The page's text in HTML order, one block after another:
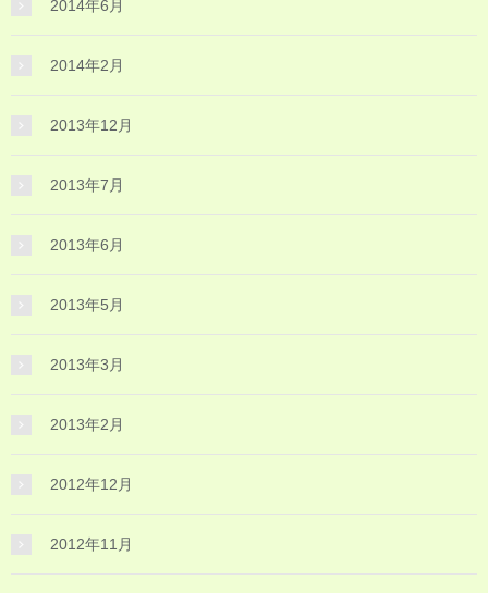
2014年6月
2014年2月
2013年12月
2013年7月
2013年6月
2013年5月
2013年3月
2013年2月
2012年12月
2012年11月